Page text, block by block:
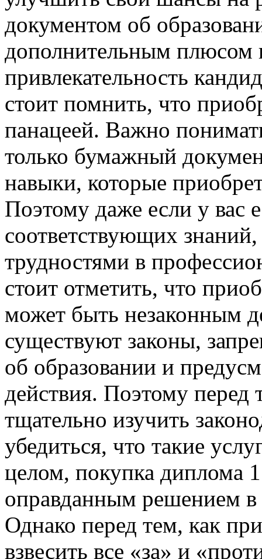
документом об
дополнительным плюсом
привлекательность
стоит помнить, что
панацеей. Важно
только бумажный
навыки, которые
Поэтому даже если у вас
соответствующих
трудностями в
стоит отметить, что
может быть незаконным
существуют законы,
об образовании и
действия. Поэтому перед
тщательно изучить
убедиться, что такие
целом, покупка диплома
оправданным решением в
Однако перед тем, как
взвесить все «за» и